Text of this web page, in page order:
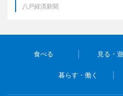
八戸経済新聞
食べる 見る・
暮らす・働く